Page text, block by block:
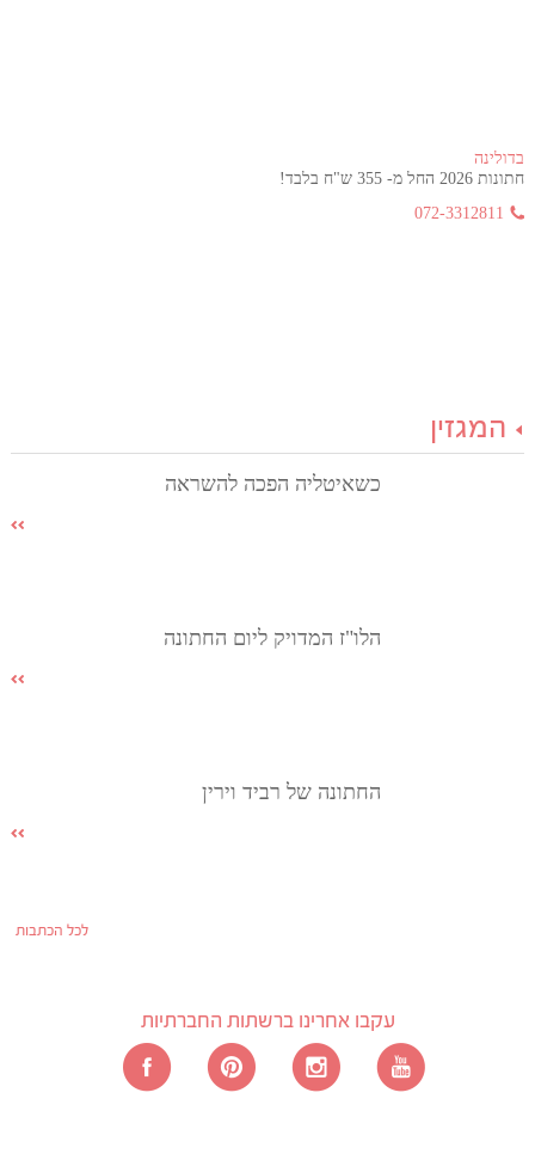
בדולינה
חתונות 2026 החל מ- 355 ש"ח בלבד!
072-3312811
המגזין
כשאיטליה הפכה להשראה
הלו"ז המדויק ליום החתונה
החתונה של רביד וירין
לכל הכתבות
עקבו אחרינו ברשתות החברתיות